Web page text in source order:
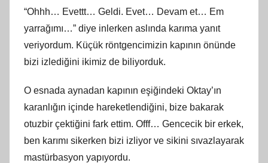
“Ohhh… Evettt… Geldi. Evet… Devam et… Em
yarrağımı…” diye inlerken aslında karıma yanıt
veriyordum. Küçük röntgencimizin kapının önünde
bizi izlediğini ikimiz de biliyorduk.
O esnada aynadan kapının eşiğindeki Oktay’ın
karanlığın içinde hareketlendiğini, bize bakarak
otuzbir çektiğini fark ettim. Offf… Gencecik bir erkek,
ben karımı sikerken bizi izliyor ve sikini sıvazlayarak
mastürbasyon yapıyordu.